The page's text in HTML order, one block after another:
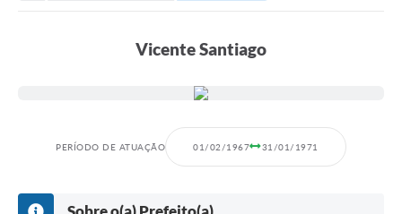
Vicente Santiago
PERÍODO DE ATUAÇÃO 01/02/1967 31/01/1971